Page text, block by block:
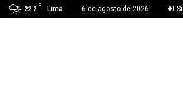
22.2
C
Lima 6 de agosto de 2026